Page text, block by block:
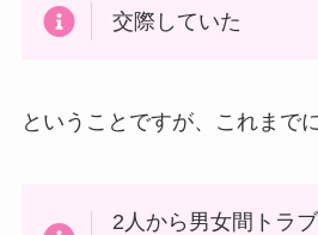
交際していた
ということですが、これまで
2人から男女間トラ